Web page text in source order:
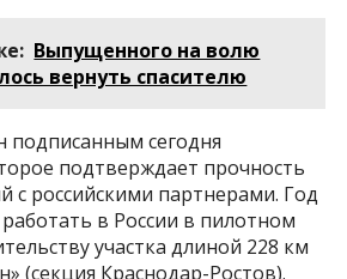
Выпущенного на волю
вернуть спасителю
подписанным сегодня
подтверждает прочность
с российскими партнерами. Год
в России в пилотном
участка длиной 228 км
(секция Краснодар-Ростов).